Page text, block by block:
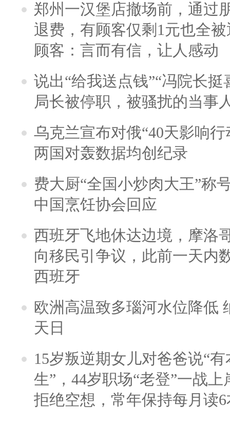
郑州一汉堡店撤场前，通过
退费，有顾客仅剩1元也全
顾客：言而有信，让人感动
说出“给我送点钱”“冯院长
局长被停职，被骚扰的当事
乌克兰宣布对俄“40天影响
两国对轰数据均创纪录
费大厨“全国小炒肉大王”称
中国烹饪协会回应
西班牙飞地休达边境，摩洛
向移民引争议，此前一天内
西班牙
欧洲高温致多瑙河水位降低
天日
15岁叛逆期女儿对爸爸说“
生”，44岁职场“老登”一战上
拒绝空想，常年保持每月读